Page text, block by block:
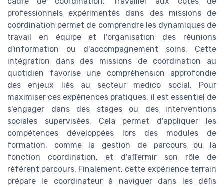
professionnels expérimentés dans des missions de
coordination permet de comprendre les dynamiques de
travail en équipe et l'organisation des réunions
d'information ou d'accompagnement soins. Cette
intégration dans des missions de coordination au
quotidien favorise une compréhension approfondie
des enjeux liés au secteur medico social. Pour
maximiser ces expériences pratiques, il est essentiel de
s'engager dans des stages ou des interventions
sociales supervisées. Cela permet d'appliquer les
compétences développées lors des modules de
formation, comme la gestion de parcours ou la
fonction coordination, et d'affermir son rôle de
référent parcours. Finalement, cette expérience terrain
prépare le coordinateur à naviguer dans les défis